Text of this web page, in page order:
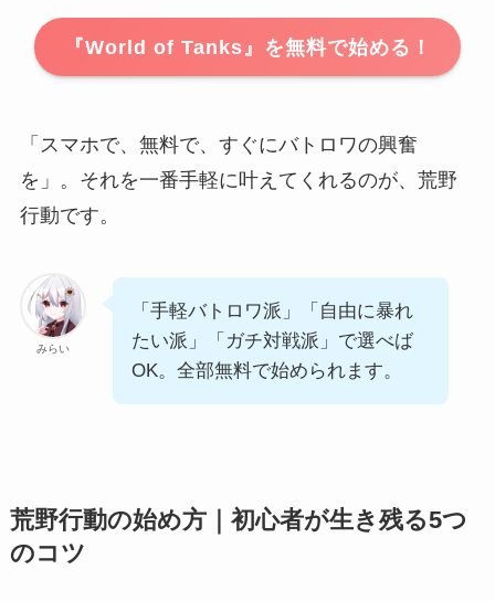
『World of Tanks』を無料で始める！
「スマホで、無料で、すぐにバトロワの興奮
を」。それを一番手軽に叶えてくれるのが、荒野
行動です。
みらい
「手軽バトロワ派」「自由に暴れ
たい派」「ガチ対戦派」で選べば
OK。全部無料で始められます。
荒野行動の始め方｜初心者が生き残る5つ
のコツ